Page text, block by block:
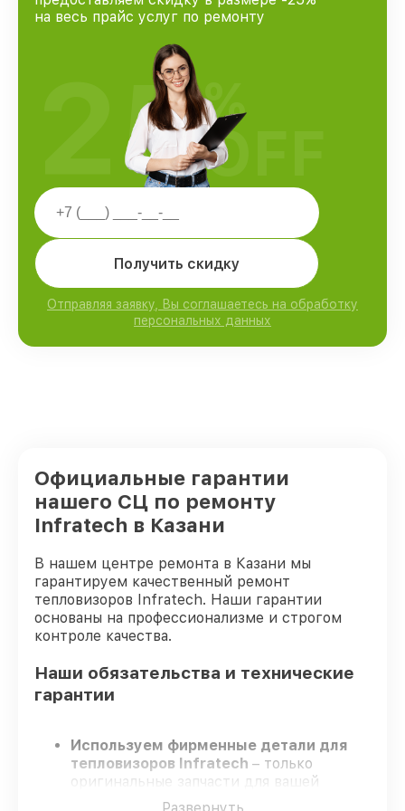
на весь прайс услуг по ремонту
Получить скидку
Отправляя заявку, Вы соглашаетесь на обработку
персональных данных
25%
OFF
Официальные гарантии
нашего СЦ по ремонту
Infratech в Казани
В нашем центре ремонта в Казани мы
гарантируем качественный ремонт
тепловизоров Infratech. Наши гарантии
основаны на профессионализме и строгом
контроле качества.
Наши обязательства и технические
гарантии
Используем фирменные детали для
тепловизоров Infratech – только
оригинальные запчасти для вашей